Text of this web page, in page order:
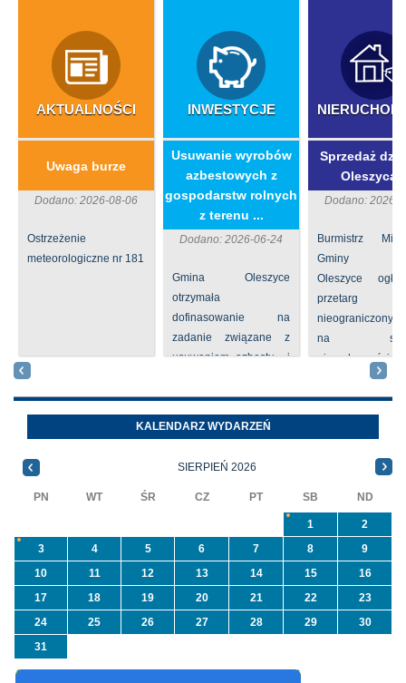
AKTUALNOŚCI
Uwaga burze
Dodano: 2026-08-06
Ostrzeżenie
meteorologiczne nr 181
INWESTYCJE
​Usuwanie wyrobów
azbestowych z
gospodarstw rolnych
z terenu ...
Dodano: 2026-06-24
Gmina Oleszyce
otrzymała
dofinasowanie na
zadanie związane z
usuwaniem azbestu i
azbest w ramach
programu
priorytetowego
NFOŚiGW pn.
Sprzedaż
Dodano: 2026-
Burmistrz
Gminy
Oleszyce
przetarg
nieograniczony
na
nieruchomości nr
Oleszycach
Orzeszkowej.
informacji ...
KALENDARZ WYDARZEŃ
SIERPIEŃ 2026
PN WT ŚR CZ PT SB ND
1
2
3
4 5 6 7 8
9
10
11 12 13 14 15
16
17
18 19 20 21 22
23
24
25 26 27 28 29
30
31